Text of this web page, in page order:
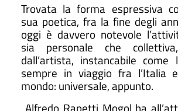
Trovata la forma espressiva
sua poetica, fra la fine degli
oggi è davvero notevole
sia personale che
dall’artista, instancabile
sempre in viaggio fra l’Italia
mondo: universale, appunto.